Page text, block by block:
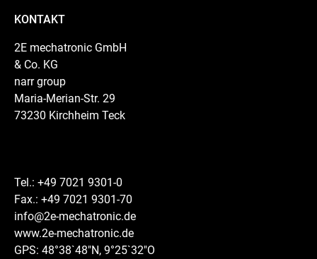
KONTAKT
2E mechatronic GmbH
& Co. KG
narr group
Maria-Merian-Str. 29
73230 Kirchheim Teck
Tel.: +49 7021 9301-0
Fax.: +49 7021 9301-70
info@2e-mechatronic.de
www.2e-mechatronic.de
GPS: 48°38`48″N, 9°25`32″O